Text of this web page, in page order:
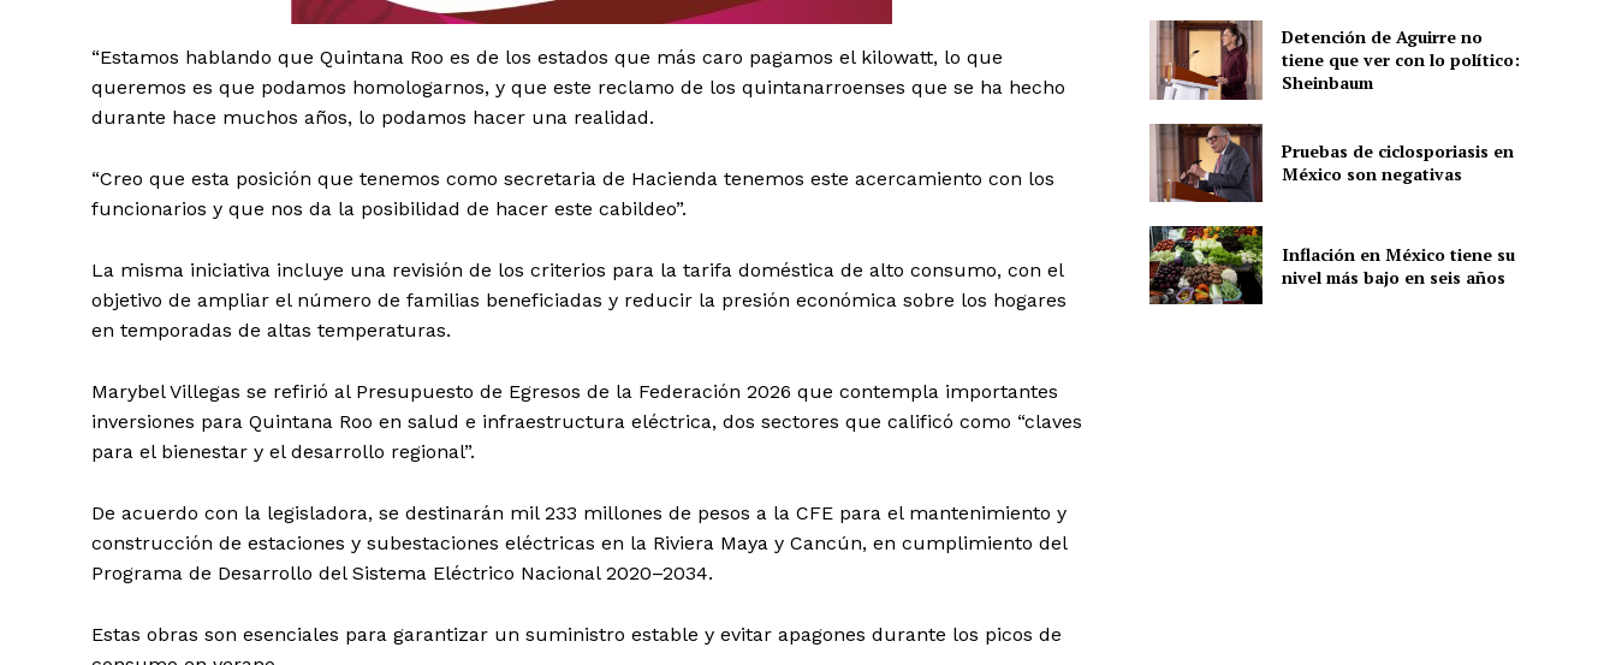
“Estamos hablando que Quintana Roo es de los estados que más caro pagamos el kilowatt, lo que
queremos es que podamos homologarnos, y que este reclamo de los quintanarroenses que se ha hecho
durante hace muchos años, lo podamos hacer una realidad.
“Creo que esta posición que tenemos como secretaria de Hacienda tenemos este acercamiento con los
funcionarios y que nos da la posibilidad de hacer este cabildeo”.
La misma iniciativa incluye una revisión de los criterios para la tarifa doméstica de alto consumo, con el
objetivo de ampliar el número de familias beneficiadas y reducir la presión económica sobre los hogares
en temporadas de altas temperaturas.
Marybel Villegas se refirió al Presupuesto de Egresos de la Federación 2026 que contempla importantes
inversiones para Quintana Roo en salud e infraestructura eléctrica, dos sectores que calificó como “claves
para el bienestar y el desarrollo regional”.
De acuerdo con la legisladora, se destinarán mil 233 millones de pesos a la CFE para el mantenimiento y
construcción de estaciones y subestaciones eléctricas en la Riviera Maya y Cancún, en cumplimiento del
Programa de Desarrollo del Sistema Eléctrico Nacional 2020–2034.
Estas obras son esenciales para garantizar un suministro estable y evitar apagones durante los picos de
Detención de Aguirre no
tiene que ver con lo político:
Sheinbaum
Pruebas de ciclosporiasis en
México son negativas
Inflación en México tiene su
nivel más bajo en seis años